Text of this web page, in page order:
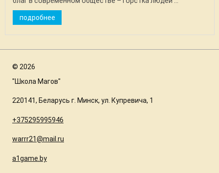
подробнее
© 2026
"Школа Магов"
220141, Беларусь г. Минск, ул. Купревича, 1
+375295995946
warrr21@mail.ru
a1game.by